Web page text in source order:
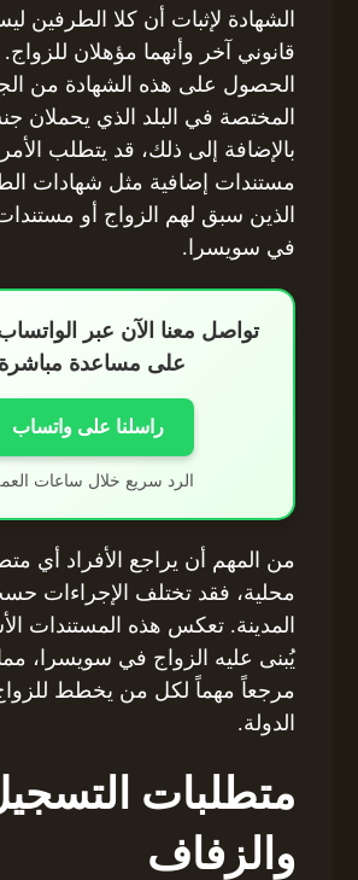
الشهادة لإثبات أن كلا الطرفين
قانوني آخر وأنهما مؤهلان
الحصول على هذه الشهادة من
المختصة في البلد الذي يحملان
بالإضافة إلى ذلك، قد يتطلب
مستندات إضافية مثل شهادات
الذين سبق لهم الزواج أو
في سويسرا.
تواصل معنا الآن عبر
على مساعدة
راسلنا على واتساب
الرد سريع خلال ساعات
من المهم أن يراجع الأفراد أي
محلية، فقد تختلف الإجراءات
المدينة. تعكس هذه المستندات
يُبنى عليه الزواج في سويسرا،
مرجعاً مهماً لكل من يخطط
الدولة.
متطلبات
والزفاف